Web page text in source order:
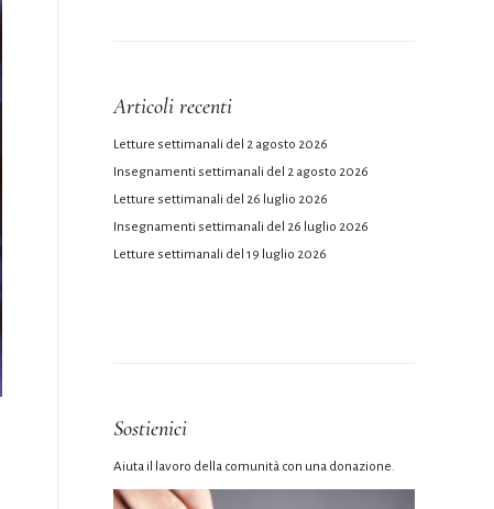
Articoli recenti
Letture settimanali del 2 agosto 2026
Insegnamenti settimanali del 2 agosto 2026
Letture settimanali del 26 luglio 2026
Insegnamenti settimanali del 26 luglio 2026
Letture settimanali del 19 luglio 2026
Sostienici
Aiuta il lavoro della comunità con una donazione.